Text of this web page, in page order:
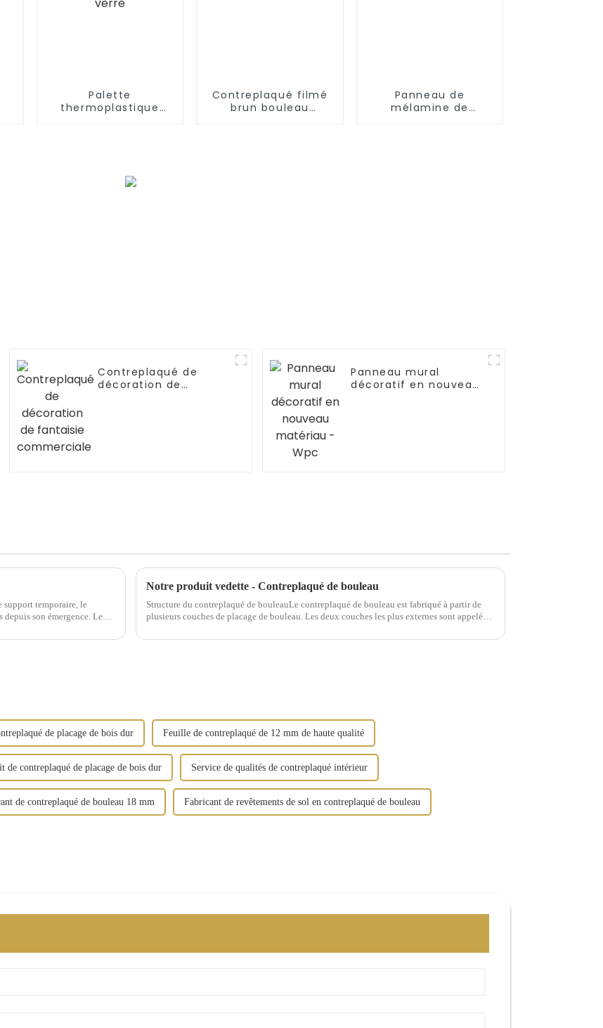
Palette
thermoplastique
Contreplaqué filmé
brun bouleau
Panneau de
mélamine de
Contreplaqué de
décoration de
Panneau mural
décoratif en nouveau
support temporaire, le
son émergence. Le
Notre produit vedette - Contreplaqué de bouleau
Structure du contreplaqué de bouleauLe contreplaqué de bouleau est fabriqué à partir de
plusieurs couches de placage de bouleau. Les deux couches les plus externes sont appelées
de placage de bois dur Feuille de contreplaqué de 12 mm de haute qualité
de contreplaqué de placage de bois dur Service de qualités de contreplaqué intérieur
de contreplaqué de bouleau 18 mm Fabricant de revêtements de sol en contreplaqué de bouleau